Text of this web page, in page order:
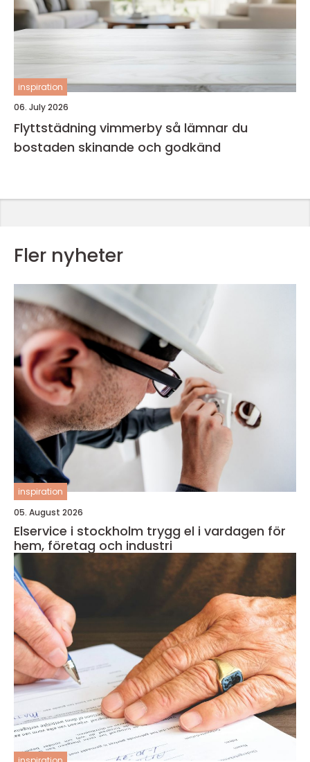
inspiration
06. July 2026
Flyttstädning vimmerby så lämnar du
bostaden skinande och godkänd
Fler nyheter
inspiration
05. August 2026
Elservice i stockholm trygg el i vardagen för
hem, företag och industri